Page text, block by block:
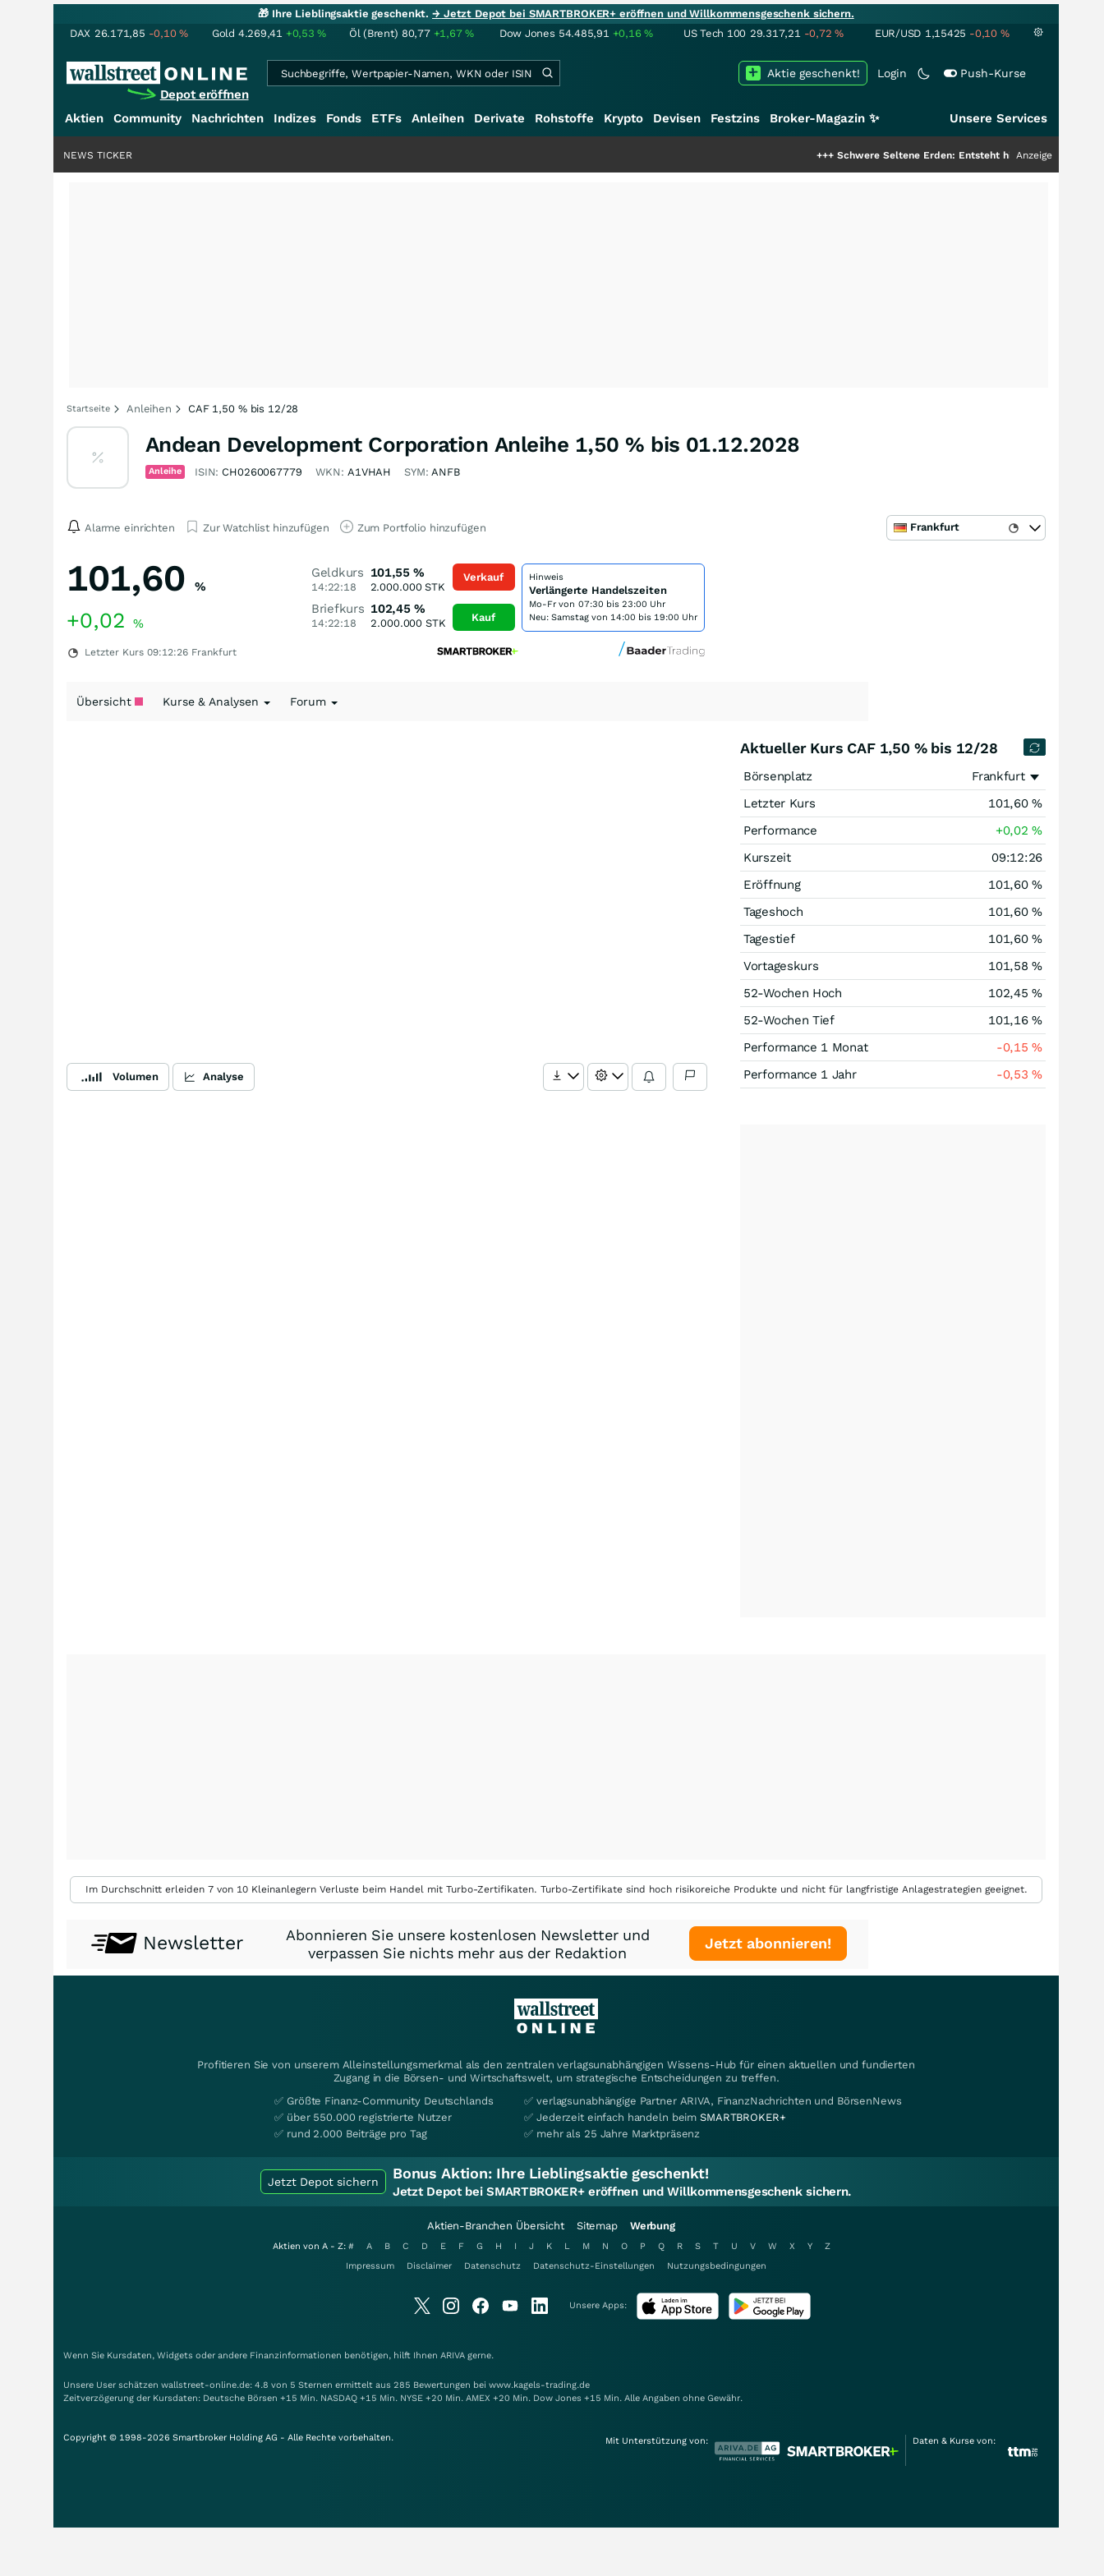
🎁 Ihre Lieblingsaktie geschenkt.→ Jetzt Depot bei SMARTBROKER+ eröffnen und Willkommensgeschenk sichern.
DAX 26.171,85 -0,10% Gold 4.269,41 +0,53% Öl (Brent) 80,77 +1,67% Dow Jones 54.485,91 +0,16% US Tech 100 29.317,21 -0,72% EUR/USD 1,15425 -0,10 %
Depot eröffnen
Login Push-Kurse
Aktie geschenkt!
Aktien Community Nachrichten Indizes Fonds ETFs Anleihen Derivate Rohstoffe Krypto Devisen Festzins Broker-Magazin ✨ Unsere Services
Schwere Seltene Erden: Entsteht hier die nächste
Anzeige
NEWS TICKER
Startseite Anleihen CAF 1,50 % bis 12/28
Andean Development Corporation Anleihe 1,50 % bis 01.12.2028
Anleihe ISIN: CH0260067779 WKN: A1VHAH SYM:ANFB
Alarme einrichten Zur Watchlist hinzufügen Zum Portfolio hinzufügen Frankfurt
101,60 %
+0,02 %
Letzter Kurs 09:12:26 Frankfurt
Geldkurs
14:22:18
101,55 %
2.000.000STK
Briefkurs
14:22:18
102,45 %
2.000.000 STK
Verkauf
Kauf
Hinweis
Verlängerte Handelszeiten
Mo-Fr von 07:30 bis 23:00 Uhr
Neu: Samstag von 14:00 bis 19:00 Uhr
Übersicht Kurse & Analysen Forum
Volumen Analyse
Aktueller Kurs CAF 1,50 % bis 12/28
Börsenplatz
Frankfurt
Letzter Kurs
101,60 %
Performance
+0,02%
Kurszeit
09:12:26
Eröffnung
101,60 %
Tageshoch
101,60 %
Tagestief
101,60 %
Vortageskurs
101,58%
52-Wochen Hoch
102,45%
52-Wochen Tief
101,16%
Performance 1 Monat
-0,15%
Performance 1 Jahr
-0,53%
Im Durchschnitt erleiden 7 von 10 Kleinanlegern Verluste beim Handel mit Turbo-Zertifikaten. Turbo-Zertifikate sind hoch risikoreiche Produkte und nicht für langfristige Anlagestrategien geeignet.
Newsletter
Abonnieren Sie unsere kostenlosen Newsletter und
verpassen Sie nichts mehr aus der Redaktion
Jetzt abonnieren!
Profitieren Sie von unserem Alleinstellungsmerkmal als den zentralen verlagsunabhängigen Wissens-Hub für einen aktuellen und fundierten
Zugang in die Börsen- und Wirtschaftswelt, um strategische Entscheidungen zu treffen.
✅ Größte Finanz-Community Deutschlands
✅ über 550.000 registrierte Nutzer
✅ rund 2.000 Beiträge pro Tag
✅ verlagsunabhängige Partner ARIVA, FinanzNachrichten und BörsenNews
✅ Jederzeit einfach handeln beimSMARTBROKER+
✅ mehr als 25 Jahre Marktpräsenz
Jetzt Depot sichern Bonus Aktion: Ihre Lieblingsaktie geschenkt!
Jetzt Depot bei SMARTBROKER+ eröffnen und Willkommensgeschenk sichern.
Aktien-Branchen Übersicht Sitemap Werbung
Aktien von A - Z: # A B C D E F G H I J K L M N O P Q R S T U V W X Y
Z
Impressum
Disclaimer Datenschutz Datenschutz-Einstellungen Nutzungsbedingungen
Unsere Apps:
Wenn Sie Kursdaten, Widgets oder andere Finanzinformationen benötigen, hilft Ihnen ARIVA gerne.
Unsere User schätzen wallstreet-online.de: 4.8 von 5 Sternen ermittelt aus 285 Bewertungen bei www.kagels-trading.de
Zeitverzögerung der Kursdaten: Deutsche Börsen +15 Min. NASDAQ +15 Min. NYSE +20 Min. AMEX +20 Min. Dow Jones +15 Min. Alle Angaben ohne Gewähr.
Copyright © 1998-2026 Smartbroker Holding AG - Alle Rechte vorbehalten. Mit Unterstützung von: Daten & Kurse von: